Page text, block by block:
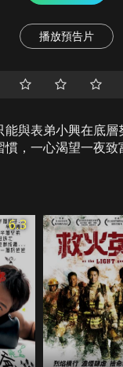
播放預告片
能與表弟小興在底層
慣，一心渴望一夜致
場突如其來的滔天
人，發現身處荒島，
6.3